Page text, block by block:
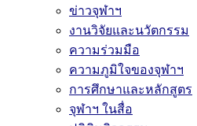
ข่าวจุฬาฯ
งานวิจัยและนวัตกรรม
ความร่วมมือ
ความภูมิใจของจุฬาฯ
การศึกษาและหลักสูตร
จุฬาฯ ในสื่อ